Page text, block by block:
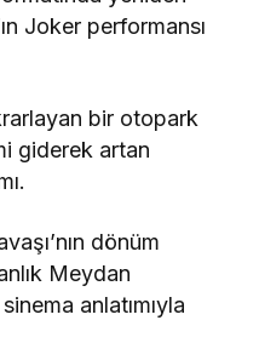
Joker performansı
bir otopark
giderek artan
dönüm
Meydan
anlatımıyla